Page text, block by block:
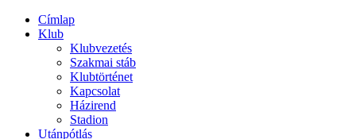
Címlap
Klub
Klubvezetés
Szakmai stáb
Klubtörténet
Kapcsolat
Házirend
Stadion
Utánpótlás